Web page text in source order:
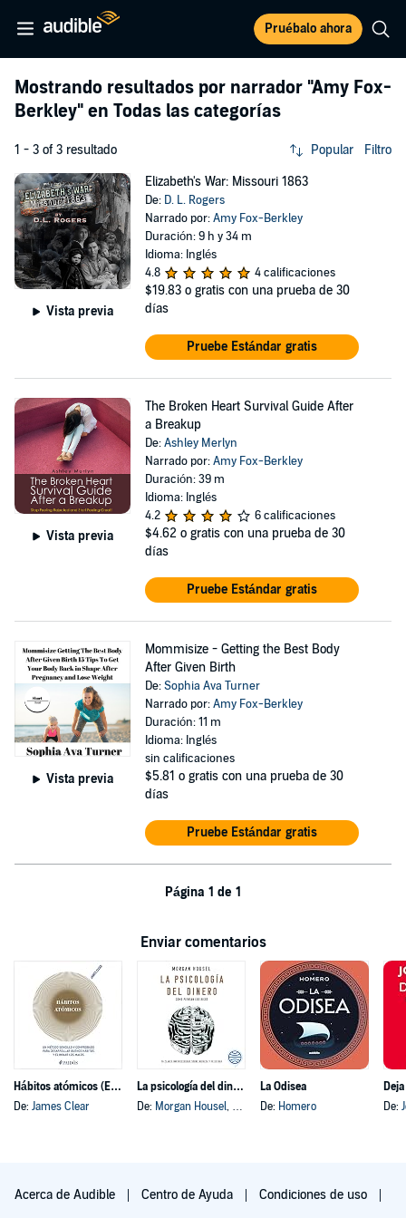
Pruébalo ahora
Mostrando resultados por narrador "Amy Fox-
Berkley" en Todas las categorías
1 - 3 of 3 resultado Popular Filtro
Vista previa
Elizabeth's War: Missouri 1863
De: D. L. Rogers
Narrado por:Amy Fox-Berkley
Duración: 9 h y 34 m
Idioma: Inglés
4.8
4 calificaciones
$19.83 o gratis con una prueba de 30
días
Pruebe Estándar gratis
Vista previa
The Broken Heart Survival Guide After
a Breakup
De:Ashley Merlyn
Narrado por:Amy Fox-Berkley
Duración: 39 m
Idioma: Inglés
4.2
6 calificaciones
$4.62 o gratis con una prueba de 30
días
Pruebe Estándar gratis
Vista previa
Mommisize - Getting the Best Body
After Given Birth
De:Sophia Ava Turner
Narrado por:Amy Fox-Berkley
Duración: 11 m
Idioma: Inglés
sin calificaciones
$5.81 o gratis con una prueba de 30
días
Pruebe Estándar gratis
Página 1 de 1
Enviar comentarios
Hábitos atómicos (Español neutro)
De: James Clear
La psicología del dinero
De: Morgan Housel, y otros
La Odisea
De: Homero
De:
Acerca de Audible Centro de Ayuda Condiciones de uso